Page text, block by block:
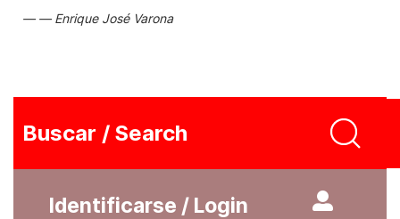
Enrique José Varona
Buscar / Search
Identificarse / Login